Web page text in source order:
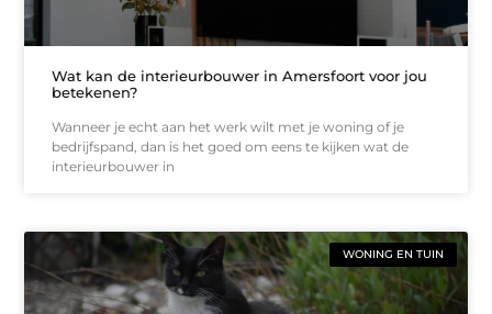
Wat kan de interieurbouwer in Amersfoort voor jou
betekenen?
Wanneer je echt aan het werk wilt met je woning of je
bedrijfspand, dan is het goed om eens te kijken wat de
interieurbouwer in
WONING EN TUIN